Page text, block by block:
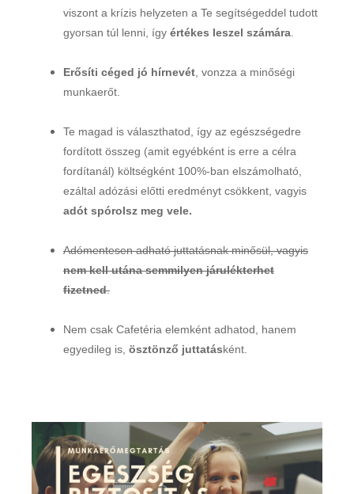
viszont a krízis helyzeten a Te segítségeddel tudott
gyorsan túl lenni, így értékes leszel számára
Erősíti céged jó hírnevét , vonzza a minőségi
munkaerőt.
Te magad is választhatod, így az egészségedre
fordított összeg (amit egyébként is erre a célra
fordítanál) költségként 100%-ban elszámolható,
ezáltal adózási előtti eredményt csökkent, vagyis
adót spórolsz meg vele.
Adómentesen adható juttatásnak minősül, vagyis
nem kell utána semmilyen járulékterhet
fizetned.
Nem csak Cafetéria elemként adhatod, hanem
egyedileg is, ösztönző juttatásként.